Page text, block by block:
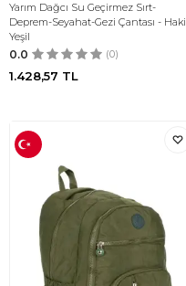
Yarım Dağcı Su Geçirmez Sırt-
Deprem-Seyahat-Gezi Çantası - Haki
Yeşil
0.0 (0)
1.428,57 TL